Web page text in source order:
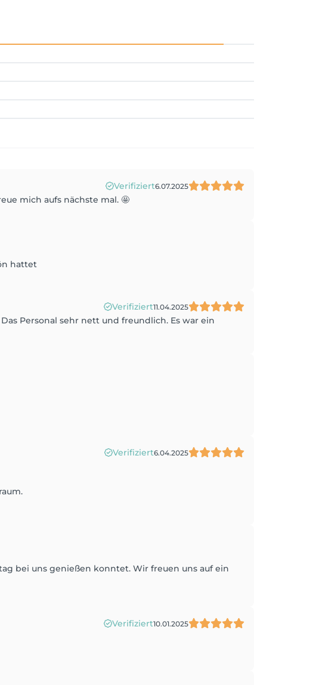
Verifiziert6.07.2025
mich aufs nächste mal. 🤩
hattet
Verifiziert11.04.2025
Personal sehr nett und freundlich. Es war ein
Verifiziert6.04.2025
bei uns genießen konntet. Wir freuen uns auf ein
Verifiziert10.01.2025